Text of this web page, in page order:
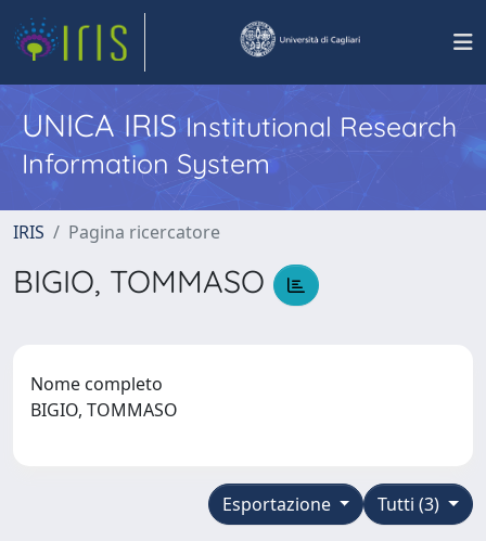
UNICA IRISInstitutional Research
Information System
IRIS Pagina ricercatore
BIGIO, TOMMASO
Nome completo
BIGIO, TOMMASO
Tutti (3)
Esportazione